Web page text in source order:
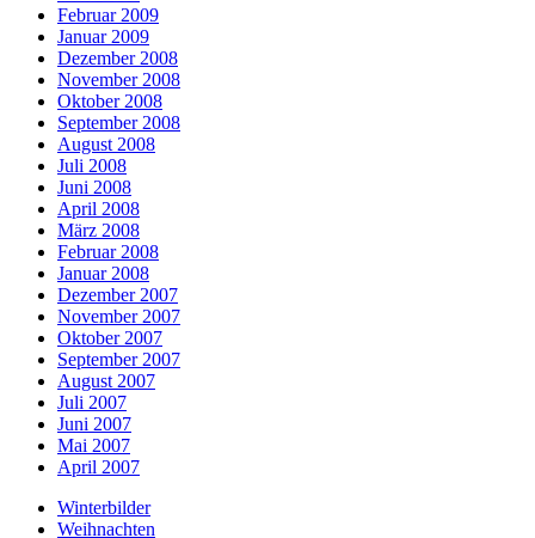
Februar 2009
Januar 2009
Dezember 2008
November 2008
Oktober 2008
September 2008
August 2008
Juli 2008
Juni 2008
April 2008
März 2008
Februar 2008
Januar 2008
Dezember 2007
November 2007
Oktober 2007
September 2007
August 2007
Juli 2007
Juni 2007
Mai 2007
April 2007
Winterbilder
Weihnachten